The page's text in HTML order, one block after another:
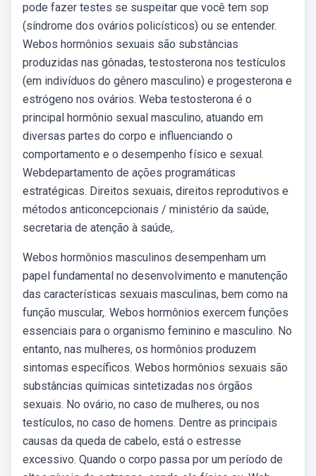
pode fazer testes se suspeitar que você tem sop
(síndrome dos ovários policísticos) ou se entender.
Webos hormônios sexuais são substâncias
produzidas nas gônadas, testosterona nos testículos
(em indivíduos do gênero masculino) e progesterona e
estrógeno nos ovários. Weba testosterona é o
principal hormônio sexual masculino, atuando em
diversas partes do corpo e influenciando o
comportamento e o desempenho físico e sexual.
Webdepartamento de ações programáticas
estratégicas. Direitos sexuais, direitos reprodutivos e
métodos anticoncepcionais / ministério da saúde,
secretaria de atenção à saúde,.
Webos hormônios masculinos desempenham um
papel fundamental no desenvolvimento e manutenção
das características sexuais masculinas, bem como na
função muscular,. Webos hormônios exercem funções
essenciais para o organismo feminino e masculino. No
entanto, nas mulheres, os hormônios produzem
sintomas específicos. Webos hormônios sexuais são
substâncias químicas sintetizadas nos órgãos
sexuais. No ovário, no caso de mulheres, ou nos
testículos, no caso de homens. Dentre as principais
causas da queda de cabelo, está o estresse
excessivo. Quando o corpo passa por um período de